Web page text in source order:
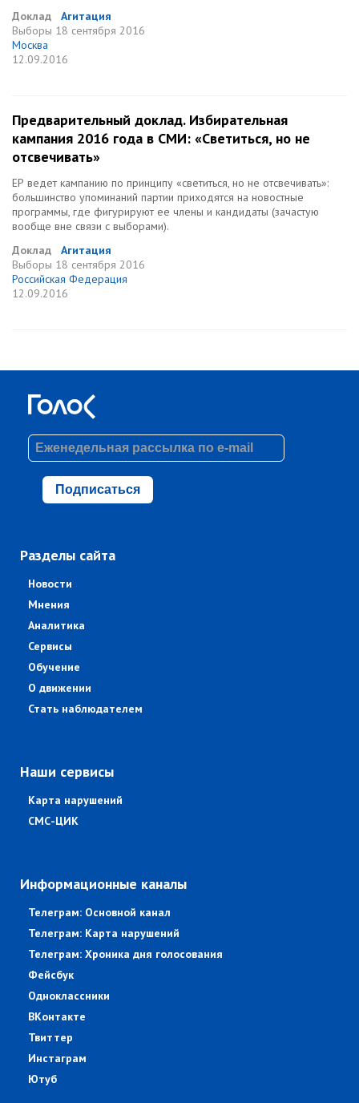
Доклад
Агитация
Выборы 18 сентября 2016
Москва
12.09.2016
Предварительный доклад. Избирательная
кампания 2016 года в СМИ: «Светиться, но не
отсвечивать»
ЕР ведет кампанию по принципу «светиться, но не отсвечивать»:
большинство упоминаний партии приходятся на новостные
программы, где фигурируют ее члены и кандидаты (зачастую
вообще вне связи с выборами).
Доклад
Агитация
Выборы 18 сентября 2016
Российская Федерация
12.09.2016
Подписаться
Разделы сайта
Новости
Мнения
Аналитика
Сервисы
Обучение
О движении
Стать наблюдателем
Наши сервисы
Карта нарушений
СМС-ЦИК
Информационные каналы
Телеграм: Основной канал
Телеграм: Карта нарушений
Телеграм: Хроника дня голосования
Фейсбук
Одноклассники
ВКонтакте
Твиттер
Инстаграм
Ютуб